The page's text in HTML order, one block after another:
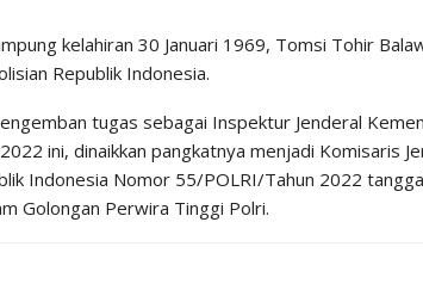
kelahiran 30 Januari 1969, Tomsi Tohir
Republik Indonesia.
tugas sebagai Inspektur Jenderal
ini, dinaikkan pangkatnya menjadi Komisaris
Indonesia Nomor 55/POLRI/Tahun 2022
Golongan Perwira Tinggi Polri.